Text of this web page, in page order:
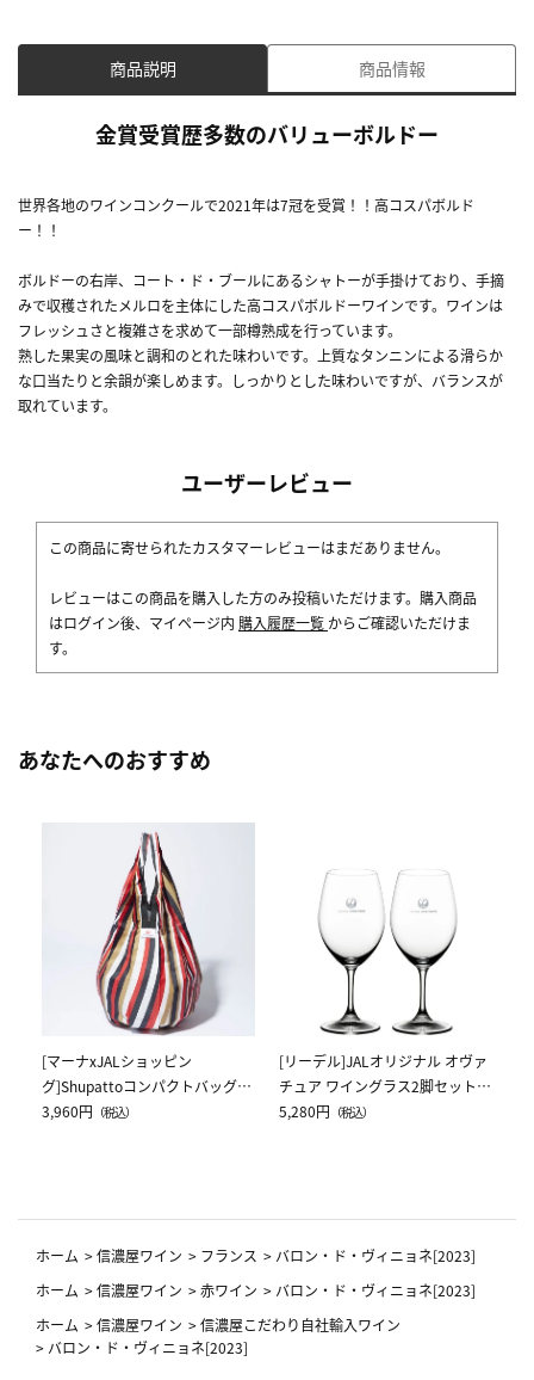
商品説明 商品情報
金賞受賞歴多数のバリューボルドー
世界各地のワインコンクールで2021年は7冠を受賞！！高コスパボルド
ー！！
ボルドーの右岸、コート・ド・ブールにあるシャトーが手掛けており、手摘
みで収穫されたメルロを主体にした高コスパボルドーワインです。ワインは
フレッシュさと複雑さを求めて一部樽熟成を行っています。
熟した果実の風味と調和のとれた味わいです。上質なタンニンによる滑らか
な口当たりと余韻が楽しめます。しっかりとした味わいですが、バランスが
取れています。
ユーザーレビュー
この商品に寄せられたカスタマーレビューはまだありません。
レビューはこの商品を購入した方のみ投稿いただけます。購入商品
はログイン後、マイページ内 購入履歴一覧 からご確認いただけま
す。
あなたへのおすすめ
[マーナxJALショッピン
グ]Shupattoコンパクトバッグ
Drop JAL客室乗務員（LC）スカ
3,960円 （税込）
[リーデル]JALオリジナル オヴァ
チュア ワイングラス2脚セット
（レッドワイン）
5,280円 （税込）
ホーム >信濃屋ワイン > フランス > バロン・ド・ヴィニョネ[2023]
ホーム >信濃屋ワイン >赤ワイン > バロン・ド・ヴィニョネ[2023]
ホーム >信濃屋ワイン >信濃屋こだわり自社輸入ワイン
> バロン・ド・ヴィニョネ[2023]